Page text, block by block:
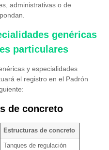
administrativas o de
genéricas
particulares
y especialidades
el registro en el Padrón
de concreto
Estructuras de concreto
Tanques de regulación